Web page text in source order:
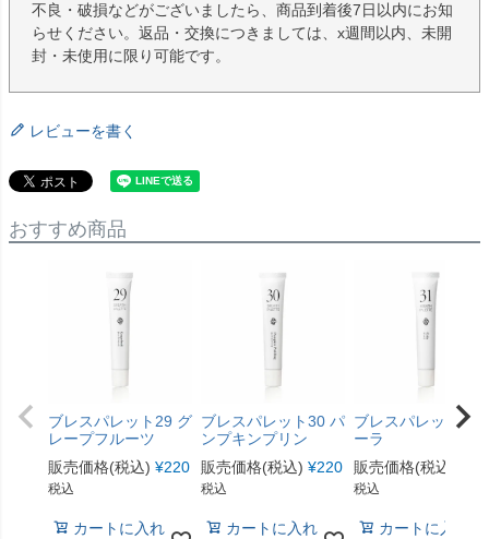
不良・破損などがございましたら、商品到着後7日以内にお知
らせください。返品・交換につきましては、x週間以内、未開
封・未使用に限り可能です。
レビューを書く
おすすめ商品
ブレスパレット29 グ
レープフルーツ
販売価格(税込) ¥220
税込
カートに入れ
ブレスパレット30 パ
ンプキンプリン
販売価格(税込) ¥220
税込
カートに入れ
ブレスパレット31
ーラ
販売価格(税込)
税込
カートに入れ